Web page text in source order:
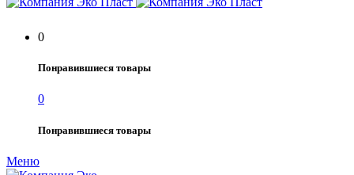
0
Понравившиеся товары
0
Понравившиеся товары
Меню